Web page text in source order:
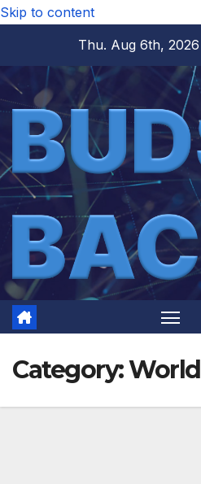
Skip to content
Thu. Aug 6th, 2026
Category:World